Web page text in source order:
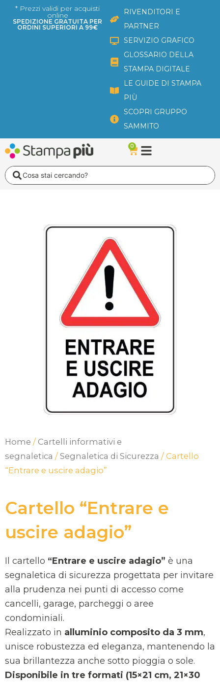
* Prezzi validi per acquisti
online
SPEDIZIONE GRATUITA PER
ORDINI SUPERIORI A 99€
RIVENDITORI E
PARTNER
SERVIZIO GRAFICO
GLOSSARIO DELLA
STAMPA DIGITALE
LE GUIDE DI STAMPA
PIÙ
SCOPRI GRUPPO
SAMMITO
0
Carrello
Search
Home / Cartelli informativi e
segnaletica / Segnaletica di Sicurezza / Cartello
“Entrare e uscire adagio”
Cartello “Entrare e
uscire adagio”
Il cartello “Entrare e uscire adagio” è una
segnaletica di sicurezza progettata per invitare
alla prudenza nei punti di accesso come
cancelli, garage, parcheggi o aree
condominiali.
Realizzato in alluminio composito da 3 mm,
unisce robustezza ed eleganza, mantenendo la
sua brillantezza anche sotto pioggia o sole.
Disponibile in tre formati (15×21 cm, 21×30